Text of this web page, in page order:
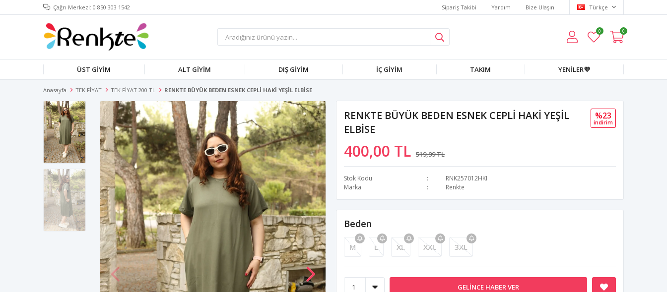
Çağrı Merkezi: 0 850 303 1542 Sipariş Takibi Yardım Bize Ulaşın Türkçe
0 0
ÜST GİYİM ALT GİYİM DIŞ GİYİM İÇ GİYİM TAKIM YENİLER💜
Anasayfa TEK FİYAT TEK FİYAT 200 TL RENKTE BÜYÜK BEDEN ESNEK CEPLİ HAKİ YEŞİL ELBİSE
RENKTE BÜYÜK BEDEN ESNEK CEPLİ HAKİ YEŞİL
ELBİSE
400,00 TL 519,99 TL
%23
i̇ndi̇ri̇m
Stok Kodu
RNK257012HKI
Marka
Renkte
Beden
M L XL XXL 3XL
GELINCE HABER VER